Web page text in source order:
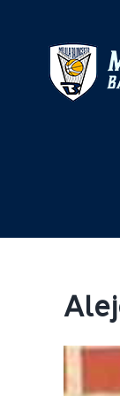
contenido
Ver